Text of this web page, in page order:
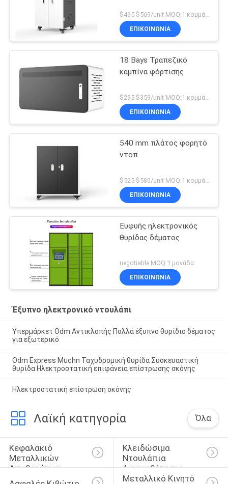
$495-$569/unit MOQ:1 κομμάτι
ΕΠΙΚΟΙΝΩΝΊΑ
18 Bays Τραπεζικό
καμπίνα φόρτισης
ΕΠΙΚΟΙΝΩΝΊΑ
540 mm πλάτος φορητό
ντοπ
ΕΠΙΚΟΙΝΩΝΊΑ
Ευφυής ηλεκτρονικός
θυρίδας δέματος
negotiable MOQ:1 μονάδα
ΕΠΙΚΟΙΝΩΝΊΑ
Έξυπνο ηλεκτρονικό ντουλάπι
Υπερμάρκετ Odm Αντικλοπής Πολλά έξυπνο θυρίδιο δέματος
για εξωτερικό
Odm Express Muchn Ταχυδρομική θυρίδα Συσκευαστική
θυρίδα Ηλεκτροστατική επιφάνεια επίστρωσης σκόνης
Ηλεκτροστατική επίστρωση σκόνης
Λαϊκή κατηγορία Όλα
Κεφαλακιό
Μεταλλικών
Αποθεμάτων
Κλειδώσιμα
Ντουλάπια
Αρχειοθέτησης
Μεταλλικό Κινητό